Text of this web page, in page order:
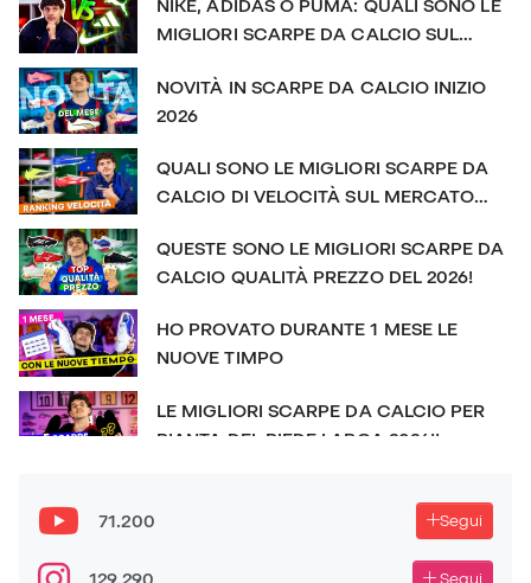
NIKE, ADIDAS O PUMA: QUALI SONO LE
MIGLIORI SCARPE DA CALCIO SUL
NOVITÀ IN SCARPE DA CALCIO INIZIO
2026
QUALI SONO LE MIGLIORI SCARPE DA
CALCIO DI VELOCITÀ SUL MERCATO
QUESTE SONO LE MIGLIORI SCARPE DA
CALCIO QUALITÀ PREZZO DEL 2026!
HO PROVATO DURANTE 1 MESE LE
NUOVE TIMPO
LE MIGLIORI SCARPE DA CALCIO PER
PIANTA DEL PIEDE LARGA 2026!!
DEL 2025
TOP 5 MIGLIORI GUANTI DEL 2025!
71.200 Segui
129.290 Segui